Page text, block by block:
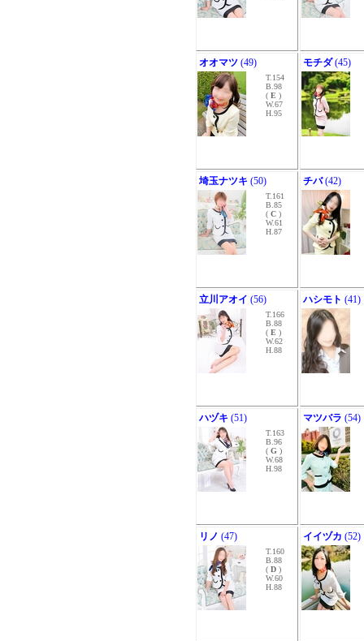
オオマツ (49)
T.154
B.98
( E )
W.67
H.95
モチダ(45)
埼玉ナツキ (50)
T.161
B.85
( C )
W.61
H.87
チバ(42)
立川アオイ (56)
T.166
B.88
( E )
W.62
H.88
ハシモト (41)
ハヅキ (51)
T.163
B.96
( G )
W.68
H.98
マツバラ (54)
リノ (47)
T.160
B.88
( D )
W.60
H.88
イイヅカ (52)